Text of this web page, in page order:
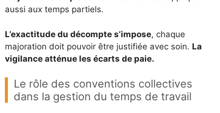
aussi aux temps partiels.
L’exactitude du décompte s’impose, chaque
majoration doit pouvoir être justifiée avec soin. La
vigilance atténue les écarts de paie.
Le rôle des conventions collectives
dans la gestion du temps de travail